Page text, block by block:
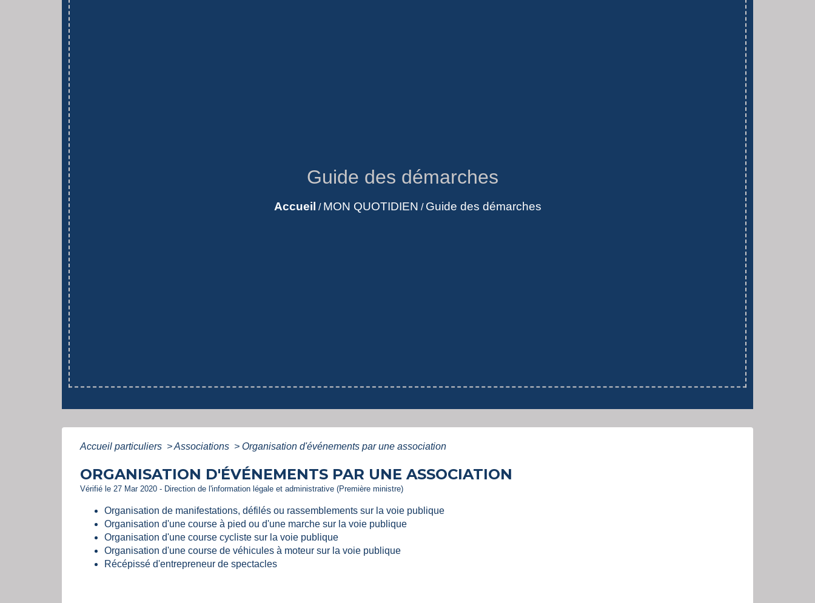
Guide des démarches
Accueil / MON QUOTIDIEN / Guide des démarches
Accueil particuliers >Associations > Organisation d'événements par une association
ORGANISATION D'ÉVÉNEMENTS PAR UNE ASSOCIATION
Vérifié le 27 Mar 2020 - Direction de l'information légale et administrative (Première ministre)
Organisation de manifestations, défilés ou rassemblements sur la voie publique
Organisation d'une course à pied ou d'une marche sur la voie publique
Organisation d'une course cycliste sur la voie publique
Organisation d'une course de véhicules à moteur sur la voie publique
Récépissé d'entrepreneur de spectacles